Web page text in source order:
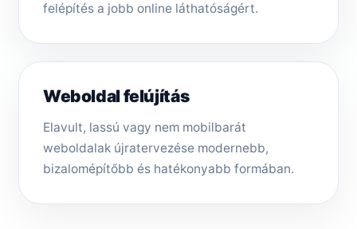
felépítés a jobb online láthatóságért.
Weboldal felújítás
Elavult, lassú vagy nem mobilbarát
weboldalak újratervezése modernebb,
bizalomépítőbb és hatékonyabb formában.